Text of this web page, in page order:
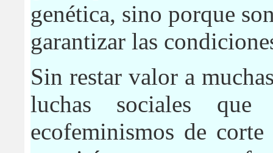
genética, sino porque
garantizar las
Sin restar valor a
luchas sociales
ecofeminismos de